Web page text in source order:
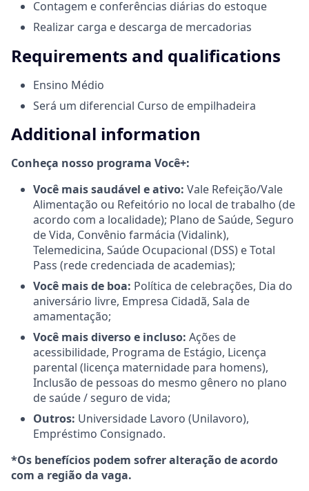
Contagem e conferências diárias do estoque
Realizar carga e descarga de mercadorias
Requirements and qualifications
Ensino Médio
Será um diferencial Curso de empilhadeira
Additional information
Conheça nosso programa Você+:
Você mais saudável e ativo: Vale Refeição/Vale
Alimentação ou Refeitório no local de trabalho (de
acordo com a localidade); Plano de Saúde, Seguro
de Vida, Convênio farmácia (Vidalink),
Telemedicina, Saúde Ocupacional (DSS) e Total
Pass (rede credenciada de academias);
Você mais de boa: Política de celebrações, Dia do
aniversário livre, Empresa Cidadã, Sala de
amamentação;
Você mais diverso e incluso: Ações de
acessibilidade, Programa de Estágio, Licença
parental (licença maternidade para homens),
Inclusão de pessoas do mesmo gênero no plano
de saúde / seguro de vida;
Outros: Universidade Lavoro (Unilavoro),
Empréstimo Consignado.
*Os benefícios podem sofrer alteração de acordo
com a região da vaga.